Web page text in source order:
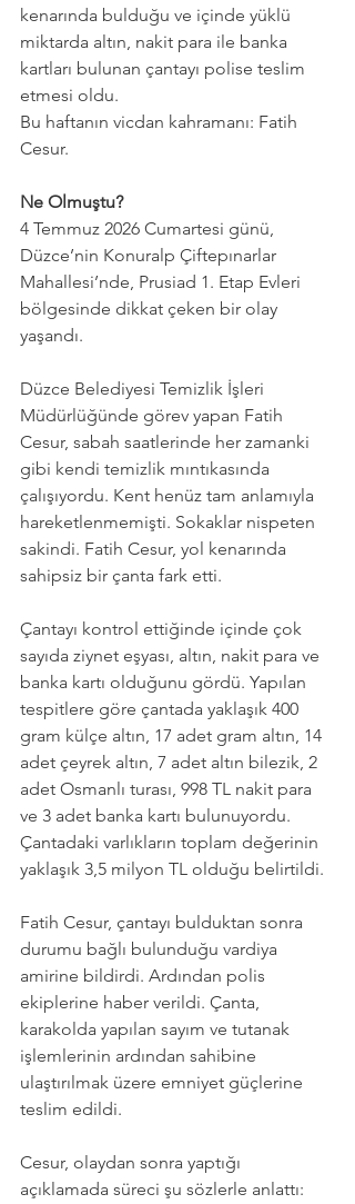
kenarında bulduğu ve içinde yüklü
miktarda altın, nakit para ile banka
kartları bulunan çantayı polise teslim
etmesi oldu.
Bu haftanın vicdan kahramanı: Fatih
Cesur.
Ne Olmuştu?
4 Temmuz 2026 Cumartesi günü,
Düzce’nin Konuralp Çiftepınarlar
Mahallesi’nde, Prusiad 1. Etap Evleri
bölgesinde dikkat çeken bir olay
yaşandı.
Düzce Belediyesi Temizlik İşleri
Müdürlüğünde görev yapan Fatih
Cesur, sabah saatlerinde her zamanki
gibi kendi temizlik mıntıkasında
çalışıyordu. Kent henüz tam anlamıyla
hareketlenmemişti. Sokaklar nispeten
sakindi. Fatih Cesur, yol kenarında
sahipsiz bir çanta fark etti.
Çantayı kontrol ettiğinde içinde çok
sayıda ziynet eşyası, altın, nakit para ve
banka kartı olduğunu gördü. Yapılan
tespitlere göre çantada yaklaşık 400
gram külçe altın, 17 adet gram altın, 14
adet çeyrek altın, 7 adet altın bilezik, 2
adet Osmanlı turası, 998 TL nakit para
ve 3 adet banka kartı bulunuyordu.
Çantadaki varlıkların toplam değerinin
yaklaşık 3,5 milyon TL olduğu belirtildi.
Fatih Cesur, çantayı bulduktan sonra
durumu bağlı bulunduğu vardiya
amirine bildirdi. Ardından polis
ekiplerine haber verildi. Çanta,
karakolda yapılan sayım ve tutanak
işlemlerinin ardından sahibine
ulaştırılmak üzere emniyet güçlerine
teslim edildi.
Cesur, olaydan sonra yaptığı
açıklamada süreci şu sözlerle anlattı: